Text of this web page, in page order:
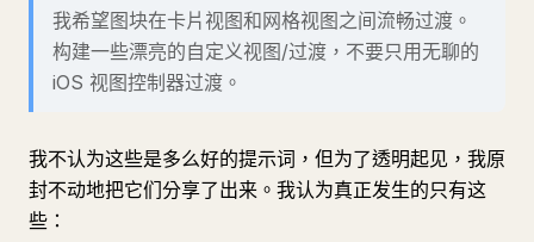
我希望图块在卡片视图和网格视图之间流畅过渡。
构建一些漂亮的自定义视图/过渡，不要只用无聊的
iOS 视图控制器过渡。
我不认为这些是多么好的提示词，但为了透明起见，我原
封不动地把它们分享了出来。我认为真正发生的只有这
些：